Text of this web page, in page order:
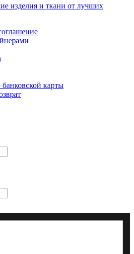
изделия и ткани от лучших
карты